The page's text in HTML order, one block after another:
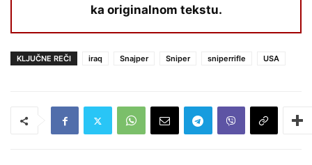
ka originalnom tekstu.
KLJUČNE REČI iraq Snajper Sniper sniperrifle USA